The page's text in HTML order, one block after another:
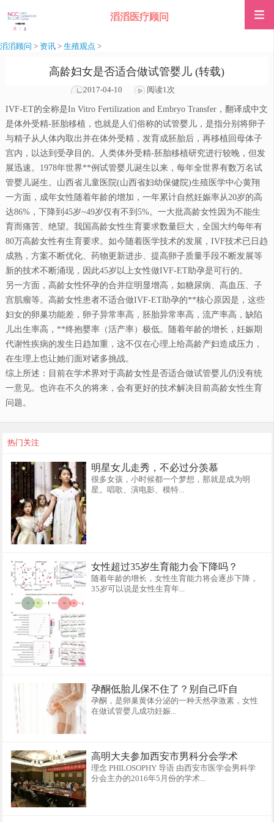
滔滔医疗顾问
滔滔顾问 > 资讯 > 生殖观点 >
高龄妇女是否适合做试管婴儿 (转载)
2017-04-10 阅读1次
IVF-ET的全称是In Vitro Fertilization and Embryo Transfer，翻译成中文
是体外受精-胚胎移植，也就是人们俗称的试管婴儿，是指分别将卵子
与精子从人体内取出并在体外受精，发育成胚胎后，再移植回母体子
宫内，以达到受孕目的。人类体外受精-胚胎移植研究进行较晚，但发
展迅速。1978年世界**例试管婴儿诞生以来，每年全世界有数万名试
管婴儿诞生。山西省儿童医院(山西省妇幼保健院)生殖医学中心黄翔
一方面，成年女性随着年龄的增加，一年累计自然妊娠率从20岁的高
达86%，下降到45岁~49岁仅有不到5%。一大批高龄女性因为不能生
育而痛苦、绝望。我国高龄女性生育要求数量巨大，全国大约每年有
80万高龄女性有生育要求。如今随着医学技术的发展，IVF技术已日趋
成熟，方案不断优化、药物更新进步、提高卵子质量手段不断发展等
新的技术不断涌现，因此45岁以上女性做IVF-ET助孕是可行的。
另一方面，高龄女性怀孕的合并症明显增高，如糖尿病、高血压、子
宫肌瘤等。高龄女性患者不适合做IVF-ET助孕的**核心原因是，这些
妇女的卵巢功能差，卵子异常率高，胚胎异常率高，流产率高，缺陷
儿出生率高，**终抱婴率（活产率）极低。随着年龄的增长，妊娠期
代谢性疾病的发生日趋加重，这不仅在心理上给高龄产妇造成压力，
在生理上也让她们面对诸多挑战。
综上所述：目前在学术界对于高龄女性是否适合做试管婴儿仍没有统
一意见。也许在不久的将来，会有更好的技术解决目前高龄女性生育
问题。
热门关注
明星女儿走秀，不必过分羡慕
很多女孩，小时候都一个梦想，那就是成为明
星。唱歌、演电影、模特...
女性超过35岁生育能力会下降吗？
随着年龄的增长，女性生育能力将会逐步下降，
35岁可以说是女性生育年...
孕酮低胎儿保不住了？别自己吓自
孕酮，是卵巢黄体分泌的一种天然孕激素，女性
在做试管婴儿成功妊娠...
高明大夫参加西安市男科分会学术
理念 PHILOSOPHY 导语 由西安市医学会男科学
分会主办的2016年5月份的学术...